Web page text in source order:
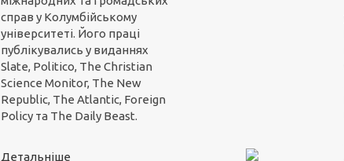
справ у Колумбійському
університеті. Його праці
публікувались у виданнях
Slate, Politico, The Christian
Science Monitor, The New
Republic, The Atlantic, Foreign
Policy та The Daily Beast.
Детальніше